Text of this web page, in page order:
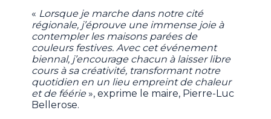
« Lorsque je marche dans notre cité
régionale, j’éprouve une immense joie à
contempler les maisons parées de
couleurs festives. Avec cet événement
biennal, j’encourage chacun à laisser libre
cours à sa créativité, transformant notre
quotidien en un lieu empreint de chaleur
et de féérie», exprime le maire, Pierre-Luc
Bellerose.